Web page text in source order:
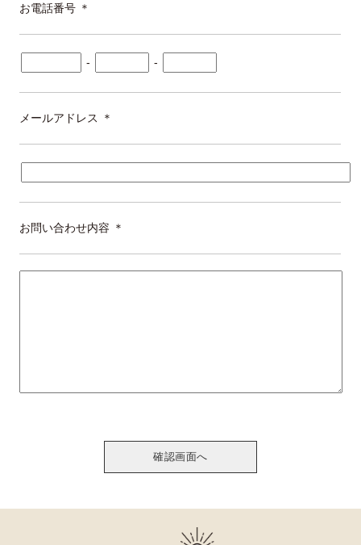
お電話番号 ＊
- -
メールアドレス ＊
お問い合わせ内容 ＊